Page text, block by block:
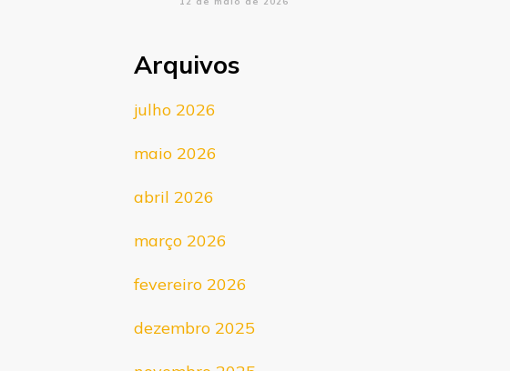
Arquivos
julho 2026
maio 2026
abril 2026
março 2026
fevereiro 2026
dezembro 2025